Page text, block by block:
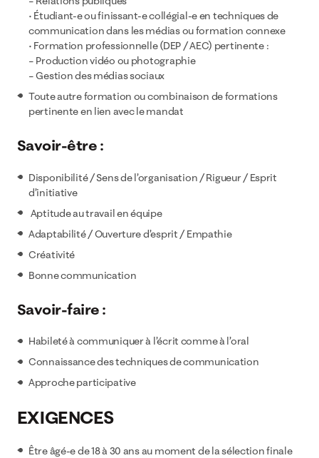
• Étudiant-e ou finissant-e collégial-e en techniques de
communication dans les médias ou formation connexe
• Formation professionnelle (DEP / AEC) pertinente :
– Production vidéo ou photographie
– Gestion des médias sociaux
Toute autre formation ou combinaison de formations
pertinente en lien avec le mandat
Savoir-être :
Disponibilité / Sens de l’organisation / Rigueur / Esprit
d’initiative
Aptitude au travail en équipe
Adaptabilité / Ouverture d’esprit / Empathie
Créativité
Bonne communication
Savoir-faire :
Habileté à communiquer à l’écrit comme à l’oral
Connaissance des techniques de communication
Approche participative
EXIGENCES
Être âgé-e de 18 à 30 ans au moment de la sélection finale